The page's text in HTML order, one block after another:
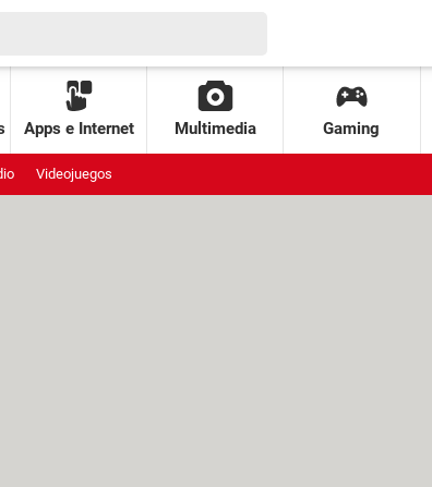
Apps e Internet Multimedia Gaming
Videojuegos